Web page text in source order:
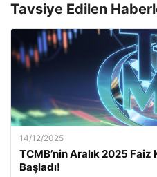
Tavsiye Edilen
14/12/2025
TCMB’nin Aralık 2025 Faiz
Başladı!